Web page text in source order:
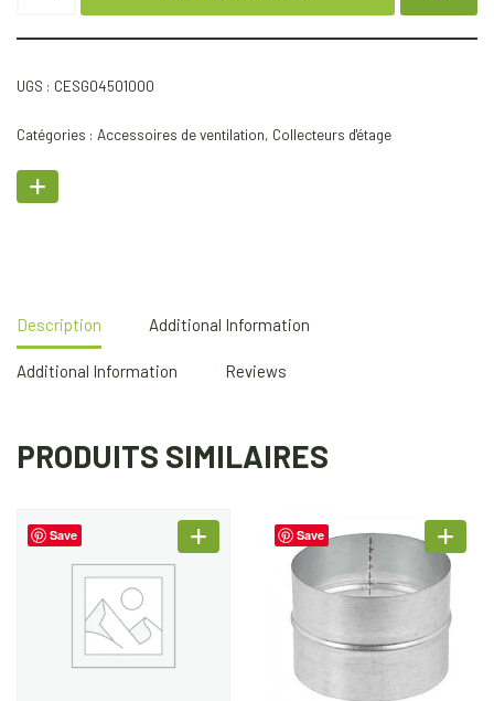
UGS : CESG04501000
Catégories : Accessoires de ventilation, Collecteurs d'étage
Description Additional Information
Additional Information Reviews
PRODUITS SIMILAIRES
Save Save